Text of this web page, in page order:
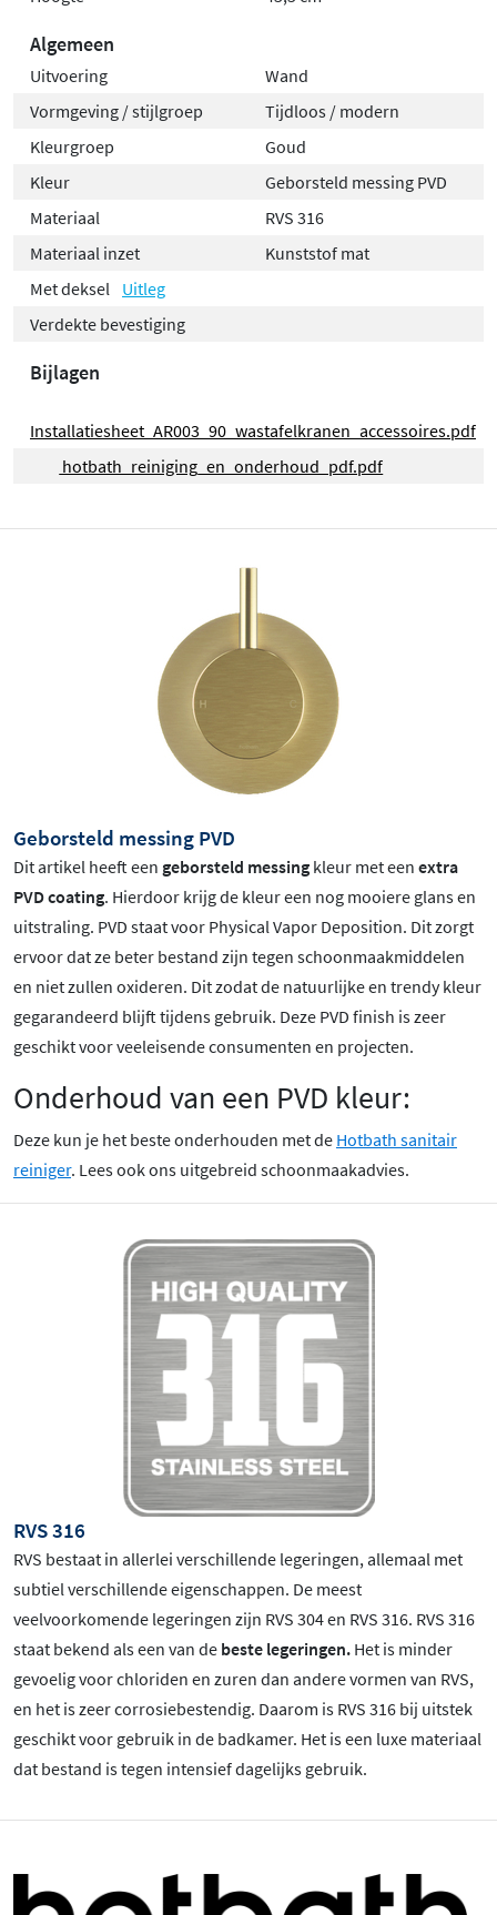
opgeruimd en modern uiterlijk. De toiletborstelhouder
heeft een diameter van 8,2 cm en past daardoor in
vrijwel elk toilet. Het meegeleverde deksel zorgt ervoor
een rustige en verzorgde uitstraling.
Algemeen
Uitvoering
Wand
Vormgeving / stijlgroep
Tijdloos / modern
Kleurgroep
Goud
Kleur
Geborsteld messing PVD
Materiaal
RVS 316
Materiaal inzet
Kunststof mat
Met deksel
Uitleg
Verdekte bevestiging
Bijlagen
Installatiesheet_AR003_90_wastafelkranen_accessoires.pdf
hotbath_reiniging_en_onderhoud_pdf.pdf
Geborsteld messing PVD
Dit artikel heeft een geborsteld messing kleur met een extra
PVD coating. Hierdoor krijg de kleur een nog mooiere glans en
uitstraling. PVD staat voor Physical Vapor Deposition. Dit zorgt
ervoor dat ze beter bestand zijn tegen schoonmaakmiddelen
en niet zullen oxideren. Dit zodat de natuurlijke en trendy kleur
gegarandeerd blijft tijdens gebruik. Deze PVD finish is zeer
geschikt voor veeleisende consumenten en projecten.
Onderhoud van een PVD kleur:
Deze kun je het beste onderhouden met de Hotbath sanitair
reiniger. Lees ook ons uitgebreid schoonmaakadvies.
RVS 316
RVS bestaat in allerlei verschillende legeringen, allemaal met
subtiel verschillende eigenschappen. De meest
veelvoorkomende legeringen zijn RVS 304 en RVS 316. RVS 316
staat bekend als een van de beste legeringen. Het is minder
gevoelig voor chloriden en zuren dan andere vormen van RVS,
en het is zeer corrosiebestendig. Daarom is RVS 316 bij uitstek
geschikt voor gebruik in de badkamer. Het is een luxe materiaal
dat bestand is tegen intensief dagelijks gebruik.